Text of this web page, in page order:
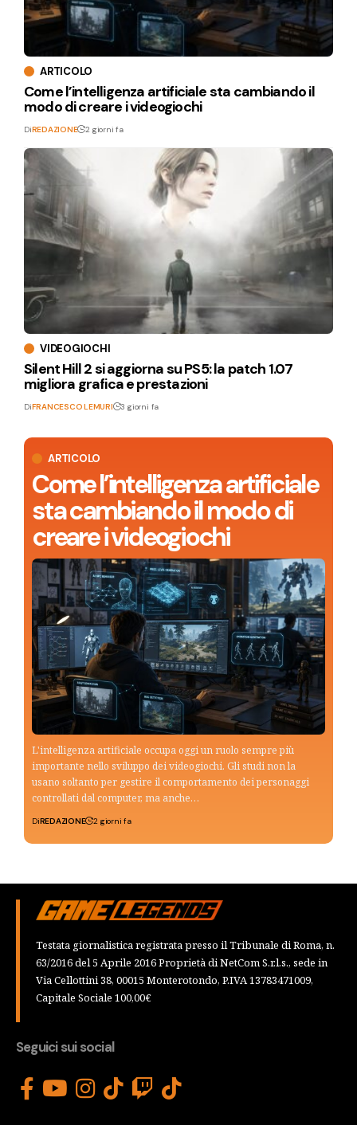
ARTICOLO
Come l’intelligenza artificiale
sta cambiando il modo di
creare i videogiochi
L'intelligenza artificiale occupa oggi un ruolo sempre più
importante nello sviluppo dei videogiochi. Gli studi non la
usano soltanto per gestire il comportamento dei personaggi
controllati dal computer, ma anche…
DiREDAZIONE 2 giorni fa
ARTICOLO
Come l’intelligenza artificiale sta cambiando il
modo di creare i videogiochi
DiREDAZIONE 2 giorni fa
VIDEOGIOCHI
Silent Hill 2 si aggiorna su PS5: la patch 1.07
migliora grafica e prestazioni
DiFRANCESCO LEMURI 3 giorni fa
Testata giornalistica registrata presso il Tribunale di Roma, n.
63/2016 del 5 Aprile 2016 Proprietà di NetCom S.r.l.s., sede in
Via Cellottini 38, 00015 Monterotondo, P.IVA 13783471009,
Capitale Sociale 100,00€
Seguici sui social